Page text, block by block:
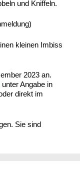
und Kniffeln.
kleinen Imbiss
2023 an.
unter Angabe in
direkt im
Sie sind